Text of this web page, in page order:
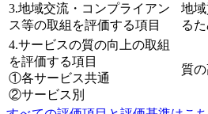
3.地域交流・コンプライアン
ス等の取組を評価する項目
地
る
4.サービスの質の向上の取組
を評価する項目
①各サービス共通
②サービス別
質